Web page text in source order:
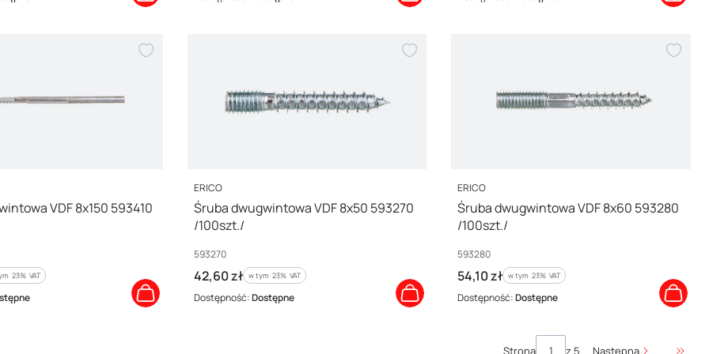
VDF 8x150 593410
%s VAT
23% VAT
PRODUCENT
ERICO
Śruba dwugwintowa VDF 8x50 593270
/100szt./
Kod producenta
593270
Cena brutto
42,60 zł w tym %s VAT
w tym 23% VAT
Dostępność:Dostępne
PRODUCENT
ERICO
Śruba dwugwintowa VDF 8x60 593280
/100szt./
Kod producenta
593280
Cena brutto
54,10 zł w tym %s VAT
w tym 23% VAT
Dostępność:Dostępne
Strona z 5 Następna